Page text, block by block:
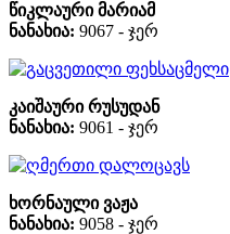
წიკლაური მარიამ
ნანახია: 9067 - ჯერ
გაცვეთილი ფეხსაცმელი
კაიშაური რუსუდან
ნანახია: 9061 - ჯერ
ღმერთი დალოცავს
ხორნაული ვაჟა
ნანახია: 9058 - ჯერ